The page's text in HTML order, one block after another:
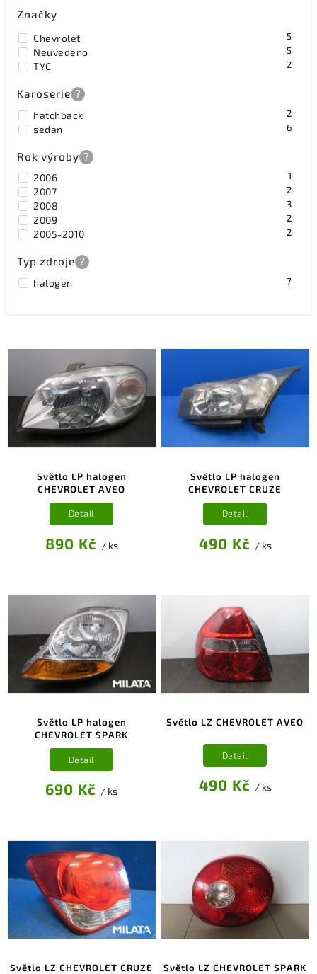
Značky
Chevrolet 5
Neuvedeno 5
TYC 2
Karoserie ?
hatchback 2
sedan 6
Rok výroby ?
2006 1
2007 2
2008 3
2009 2
2005-2010 2
Typ zdroje ?
halogen 7
Světlo LP halogen
CHEVROLET AVEO
890 Kč / ks
Detail
Světlo LP halogen
CHEVROLET CRUZE
490 Kč / ks
Detail
Světlo LP halogen
CHEVROLET SPARK
690 Kč / ks
Detail
Světlo LZ CHEVROLET AVEO
490 Kč / ks
Detail
Světlo LZ CHEVROLET CRUZE Světlo LZ CHEVROLET SPARK